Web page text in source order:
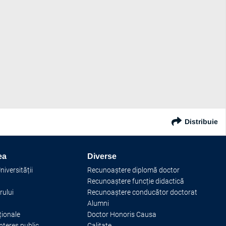
Distribuie
Diverse
Recunoaștere diplomă doctor
Recunoaștere funcție didactică
Recunoaștere conducător doctorat
Alumni
Doctor Honoris Causa